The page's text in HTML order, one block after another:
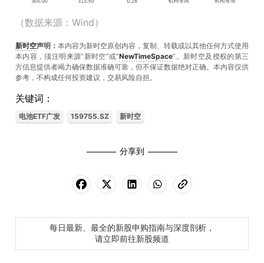
（数据来源：Wind）
新时空声明： 本内容为新时空原创内容，复制、转载或以其他任何方式使用
本内容，须注明来源“新时空”或“NewTimeSpace”。新时空及授权的第三
方信息提供者竭力确保数据准确可靠，但不保证数据绝对正确。本內容仅供
参考，不构成任何投资建议，交易风险自担。
关键词：
电池ETF广发 159755.SZ 新时空
分享到
每日最新、最全的新股申购指南与深度剖析，
请立即前往新股频道